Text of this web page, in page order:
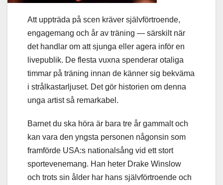
Att uppträda på scen kräver självförtroende,
engagemang och år av träning — särskilt när
det handlar om att sjunga eller agera inför en
livepublik. De flesta vuxna spenderar otaliga
timmar på träning innan de känner sig bekväma
i strålkastarljuset. Det gör historien om denna
unga artist så remarkabel.
Barnet du ska höra är bara tre år gammalt och
kan vara den yngsta personen någonsin som
framförde USA:s nationalsång vid ett stort
sportevenemang. Han heter Drake Winslow
och trots sin ålder har hans självförtroende och